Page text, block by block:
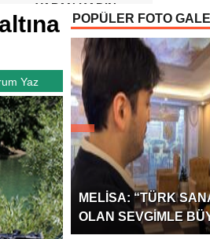
YAPAN KADIN
OYUNCUSU” ÖDÜLÜ!
Yaz
POPÜLER FOTO
MELISA: “TÜRK
OLAN SEVGIMLE